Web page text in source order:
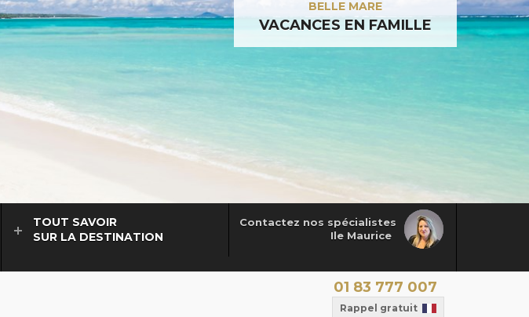
BELLE MARE
VACANCES EN FAMILLE
Contactez nos spécialistes
Ile Maurice
TOUT SAVOIR
SUR LA DESTINATION
01 83 777 007
Rappel gratuit